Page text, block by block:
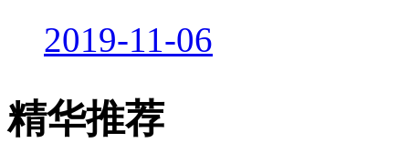
2019-11-06
精华推荐